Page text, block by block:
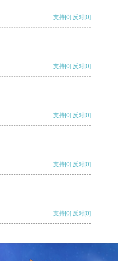
支持[0] 反对[0]
支持[0] 反对[0]
支持[0] 反对[0]
支持[0] 反对[0]
支持[0] 反对[0]